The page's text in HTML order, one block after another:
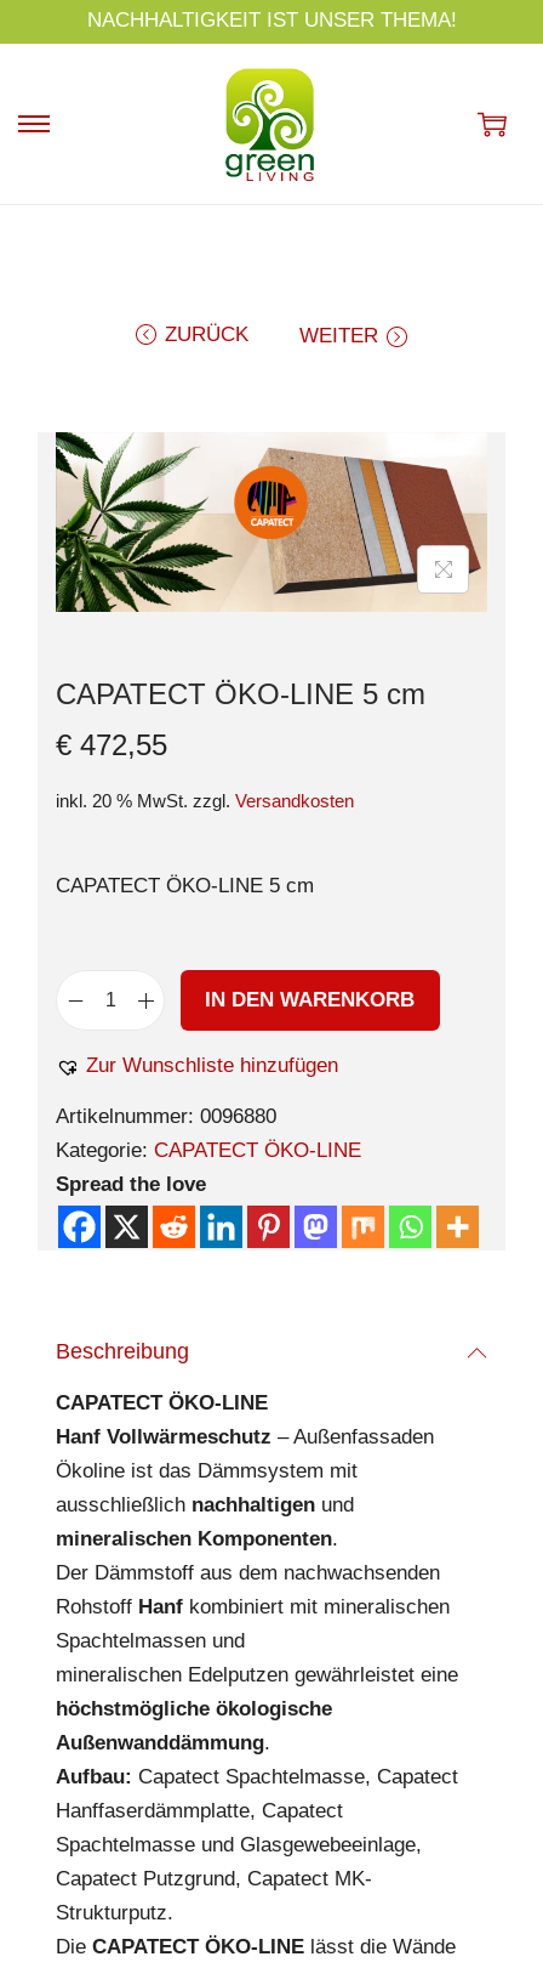
p
NACHHALTIGKEIT IST UNSER THEMA!
ZURÜCK WEITER
CAPATECT ÖKO-LINE 5 cm
€ 472,55
inkl. 20 % MwSt. zzgl. Versandkosten
CAPATECT ÖKO-LINE 5 cm
IN DEN WARENKORB
Zur Wunschliste hinzufügen
Artikelnummer: 0096880
Kategorie: CAPATECT ÖKO-LINE
Spread the love
Beschreibung
CAPATECT ÖKO-LINE
Hanf Vollwärmeschutz – Außenfassaden
Ökoline ist das Dämmsystem mit
ausschließlich nachhaltigen und
mineralischen Komponenten.
Der Dämmstoff aus dem nachwachsenden
Rohstoff Hanf kombiniert mit mineralischen
Spachtelmassen und
mineralischen Edelputzen gewährleistet eine
höchstmögliche ökologische
Außenwanddämmung.
Aufbau: Capatect Spachtelmasse, Capatect
Hanffaserdämmplatte, Capatect
Spachtelmasse und Glasgewebeeinlage,
Capatect Putzgrund, Capatect MK-
Strukturputz.
Die CAPATECT ÖKO-LINE lässt die Wände